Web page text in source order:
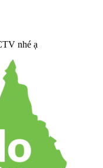
nhé ạ